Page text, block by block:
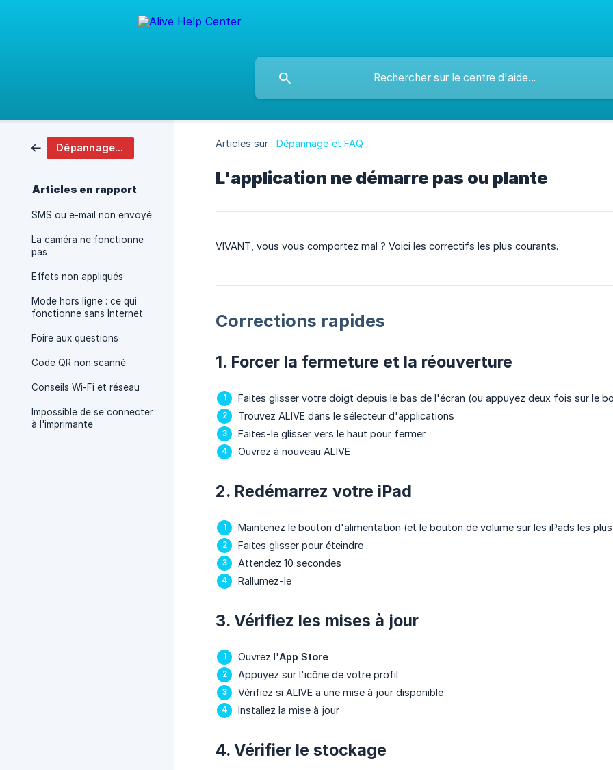
Dépannage et FAQ
Articles en rapport
SMS ou e-mail non envoyé
La caméra ne fonctionne
pas
Effets non appliqués
Mode hors ligne : ce qui
fonctionne sans Internet
Foire aux questions
Code QR non scanné
Conseils Wi-Fi et réseau
Impossible de se connecter
à l'imprimante
Articles sur : Dépannage et FAQ
L'application ne démarre pas ou plante
VIVANT, vous vous comportez mal ? Voici les correctifs les plus courants.
Corrections rapides
1. Forcer la fermeture et la réouverture
Faites glisser votre doigt depuis le bas de l'écran (ou appuyez deux fois sur le
Trouvez ALIVE dans le sélecteur d'applications
Faites-le glisser vers le haut pour fermer
Ouvrez à nouveau ALIVE
2. Redémarrez votre iPad
Maintenez le bouton d'alimentation (et le bouton de volume sur les iPads les
Faites glisser pour éteindre
Attendez 10 secondes
Rallumez-le
3. Vérifiez les mises à jour
Ouvrez l'App Store
Appuyez sur l'icône de votre profil
Vérifiez si ALIVE a une mise à jour disponible
Installez la mise à jour
4. Vérifier le stockage